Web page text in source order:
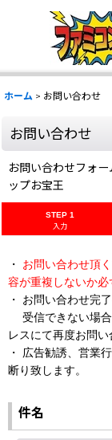
ホーム > お問い合わせ
お問い合わせ
お問い合わせフォ
ップお宝王
STEP 1
入力
・ お問い合わせ頂
容が重複しないか必
・ お問い合わせ完
受信できない場合
レスにて再度お問い
・ 広告勧誘、営業
断り致します。
件名